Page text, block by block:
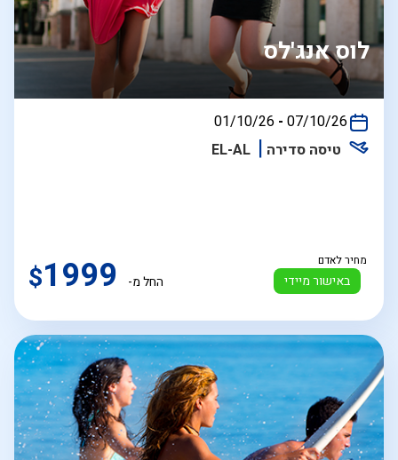
לוס אנג'לס
בין
01/10/26 - 07/10/26
טיסה סדירה
EL-AL
באישור מיידי
מחיר לאדם
החל מ- $1999